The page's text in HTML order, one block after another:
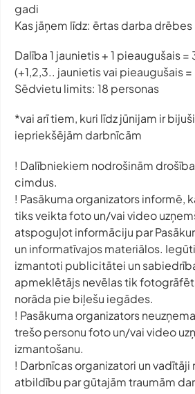
gadi
Kas jāņem līdz: ērtas darba drēbes
Dalība 1 jaunietis + 1 pieaugušais =
(+1,2,3.. jaunietis vai pieaugušais =
Sēdvietu limits: 18 personas
*vai arī tiem, kuri līdz jūnijam ir
iepriekšējām darbnīcām
! Dalībniekiem nodrošinām
cimdus.
! Pasākuma organizators informē,
tiks veikta foto un/vai video
atspoguļot informāciju par
un informatīvajos materiālos.
izmantoti publicitātei un
apmeklētājs nevēlas tik
norāda pie biļešu iegādes.
! Pasākuma organizators
trešo personu foto un/vai video
izmantošanu.
! Darbnīcas organizatori un vadītāji
atbildību par gūtajām traumām